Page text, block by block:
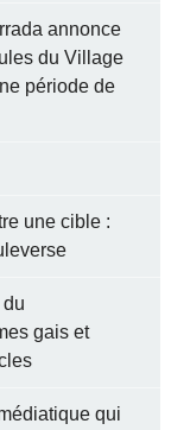
annonce
du Village
période de
une cible :
gais et
qui